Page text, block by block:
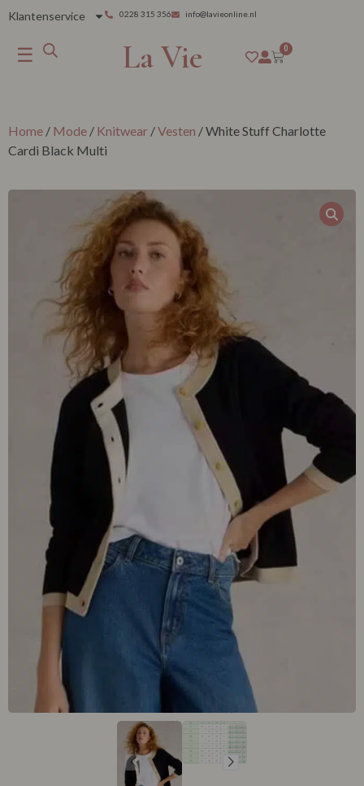
Klantenservice 0228 315 356 info@lavieonline.nl
☰ La Vie 0
Home / Mode / Knitwear /Vesten / White Stuff Charlotte
Cardi Black Multi